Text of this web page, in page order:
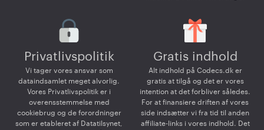
Privatlivspolitik
Vi tager vores ansvar som
dataindsamlet meget alvorlig.
Vores Privatlivspolitik er i
overensstemmelse med
cookiebrug og de forordninger
som er etableret af Datatilsynet,
Gratis indhold
Alt indhold på Codecs.dk er
gratis at tilgå og det er vores
intention at det forbliver således.
For at finansiere driften af vores
side indsætter vi fra tid til anden
affiliate-links i vores indhold. Det